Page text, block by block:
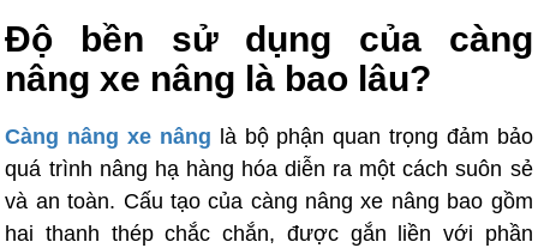
Độ bền sử dụng của càng
nâng xe nâng là bao lâu?
Càng nâng xe nâng là bộ phận quan trọng đảm bảo
quá trình nâng hạ hàng hóa diễn ra một cách suôn sẻ
và an toàn. Cấu tạo của càng nâng xe nâng bao gồm
hai thanh thép chắc chắn, được gắn liền với phần